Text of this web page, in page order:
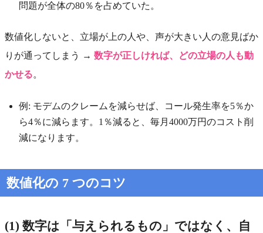
問題が全体の80％を占めていた。
数値化しないと、立場が上の人や、声が大きい人の意見ばか
りが通ってしまう → 数字が正しければ、どの立場の人も動
かせる。
例: モデムのクレームを減らせば、コール発生率を5％か
ら4％に減らます。1％減ると、毎月4000万円のコスト削
減になります。
数値化の 7 つのコツ
(1) 数字は「与えられるもの」ではなく、自